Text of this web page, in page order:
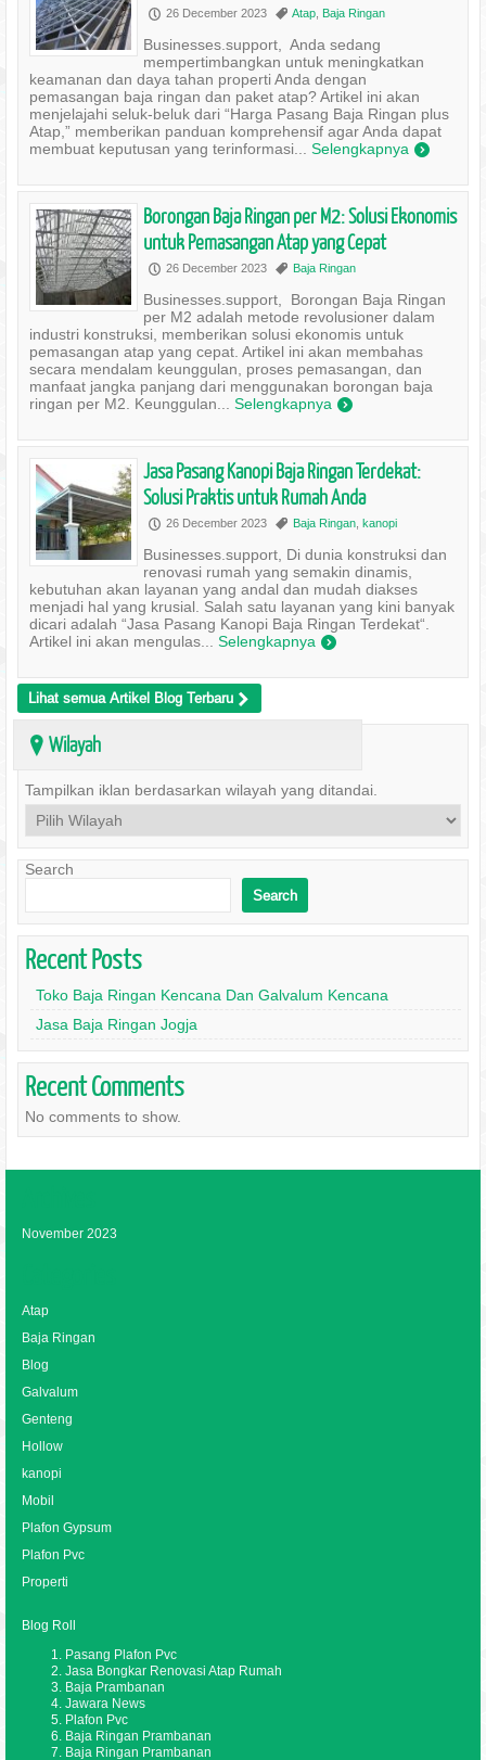
P 26 December 2023 , Atap, Baja Ringan
Businesses.support, Anda sedang
mempertimbangkan untuk meningkatkan
keamanan dan daya tahan properti Anda dengan
pemasangan baja ringan dan paket atap? Artikel ini akan
menjelajahi seluk-beluk dari “Harga Pasang Baja Ringan plus
Atap,” memberikan panduan komprehensif agar Anda dapat
membuat keputusan yang terinformasi... Selengkapnya )
Borongan Baja Ringan per M2: Solusi Ekonomis
untuk Pemasangan Atap yang Cepat
P 26 December 2023 , Baja Ringan
Businesses.support, Borongan Baja Ringan
per M2 adalah metode revolusioner dalam
industri konstruksi, memberikan solusi ekonomis untuk
pemasangan atap yang cepat. Artikel ini akan membahas
secara mendalam keunggulan, proses pemasangan, dan
manfaat jangka panjang dari menggunakan borongan baja
ringan per M2. Keunggulan... Selengkapnya )
Jasa Pasang Kanopi Baja Ringan Terdekat:
Solusi Praktis untuk Rumah Anda
P 26 December 2023 , Baja Ringan, kanopi
Businesses.support, Di dunia konstruksi dan
renovasi rumah yang semakin dinamis,
kebutuhan akan layanan yang andal dan mudah diakses
menjadi hal yang krusial. Salah satu layanan yang kini banyak
dicari adalah “Jasa Pasang Kanopi Baja Ringan Terdekat“.
Artikel ini akan mengulas... Selengkapnya )
Lihat semua Artikel Blog Terbaru >
? Wilayah
Tampilkan iklan berdasarkan wilayah yang ditandai.
Search
Search
Recent Posts
Toko Baja Ringan Kencana Dan Galvalum Kencana
Jasa Baja Ringan Jogja
Recent Comments
No comments to show.
November 2023
Atap
Baja Ringan
Blog
Galvalum
Genteng
Hollow
kanopi
Mobil
Plafon Gypsum
Plafon Pvc
Properti
Blog Roll
Pasang Plafon Pvc
Jasa Bongkar Renovasi Atap Rumah
Baja Prambanan
Jawara News
Plafon Pvc
Baja Ringan Prambanan
Baja Ringan Prambanan